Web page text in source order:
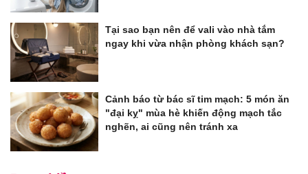
Tại sao bạn nên để vali vào nhà tắm
ngay khi vừa nhận phòng khách sạn?
Cảnh báo từ bác sĩ tim mạch: 5 món ăn
"đại kỵ" mùa hè khiến động mạch tắc
nghẽn, ai cũng nên tránh xa